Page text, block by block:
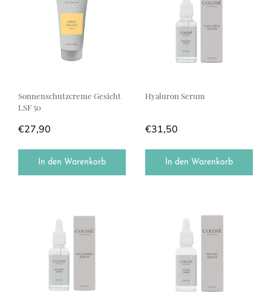
Sonnenschutzcreme Gesicht
LSF 50
€27,90
In den Warenkorb
Hyaluron Serum
€31,50
In den Warenkorb